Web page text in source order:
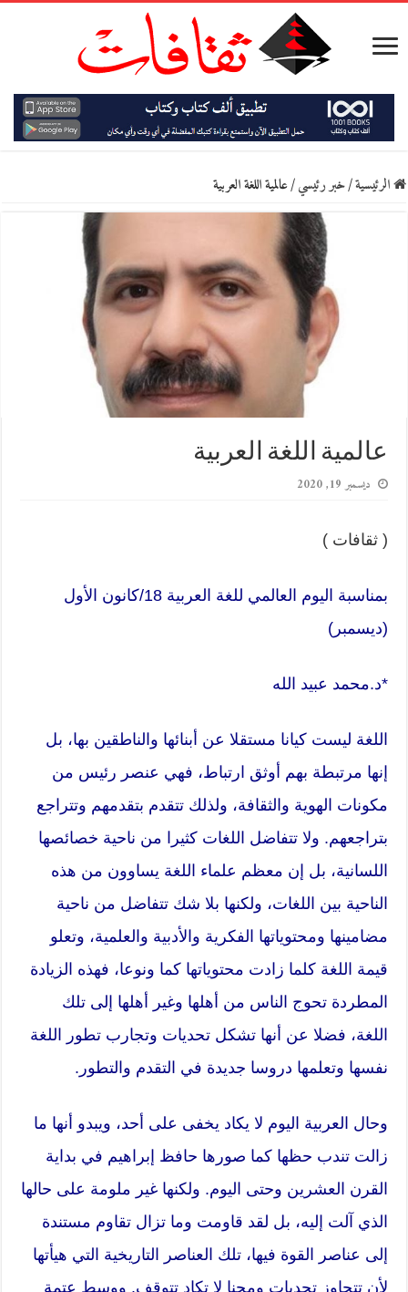
الرئيسية/خبر رئيسي/عالمية اللغة العربية
عالمية اللغة العربية
ديسمبر 19, 2020
( ثقافات )
بمناسبة اليوم العالمي للغة العربية 18/كانون الأول
(ديسمبر)
*د.محمد عبيد الله
اللغة ليست كيانا مستقلا عن أبنائها والناطقين بها، بل
إنها مرتبطة بهم أوثق ارتباط، فهي عنصر رئيس من
مكونات الهوية والثقافة، ولذلك تتقدم بتقدمهم وتتراجع
بتراجعهم. ولا تتفاضل اللغات كثيرا من ناحية خصائصها
اللسانية، بل إن معظم علماء اللغة يساوون من هذه
الناحية بين اللغات، ولكنها بلا شك تتفاضل من ناحية
مضامينها ومحتوياتها الفكرية والأدبية والعلمية، وتعلو
قيمة اللغة كلما زادت محتوياتها كما ونوعا، فهذه الزيادة
المطردة تحوج الناس من أهلها وغير أهلها إلى تلك
اللغة، فضلا عن أنها تشكل تحديات وتجارب تطور اللغة
نفسها وتعلمها دروسا جديدة في التقدم والتطور.
وحال العربية اليوم لا يكاد يخفى على أحد، ويبدو أنها ما
زالت تندب حظها كما صورها حافظ إبراهيم في بداية
القرن العشرين وحتى اليوم. ولكنها غير ملومة على حالها
الذي آلت إليه، بل لقد قاومت وما تزال تقاوم مستندة
إلى عناصر القوة فيها، تلك العناصر التاريخية التي هيأتها
لأن تتجاوز تحديات ومحنا لا تكاد تتوقف. ووسط عتمة